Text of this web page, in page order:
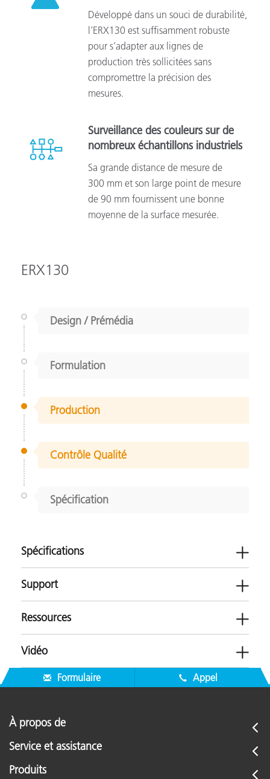
Développé dans un souci de durabilité,
l’ERX130 est suffisamment robuste
pour s’adapter aux lignes de
production très sollicitées sans
compromettre la précision des
mesures.
Surveillance des couleurs sur de
nombreux échantillons industriels
Sa grande distance de mesure de
300 mm et son large point de mesure
de 90 mm fournissent une bonne
moyenne de la surface mesurée.
ERX130
Design / Prémédia
Formulation
Production
Contrôle Qualité
Spécification
Spécifications
305
Support
Logiciels
Formation
Ressources
Brochures
Application Resources
-
Vidéo
Formulaire Appel
À propos de
Service et assistance
Produits